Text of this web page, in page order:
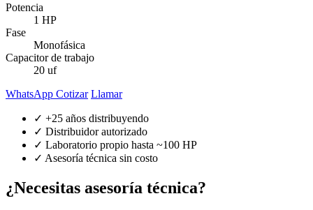
Potencia
1 HP
Fase
Monofásica
Capacitor de trabajo
20 uf
WhatsApp Cotizar Llamar
✓ +25 años distribuyendo
✓ Distribuidor autorizado
✓ Laboratorio propio hasta ~100 HP
✓ Asesoría técnica sin costo
¿Necesitas asesoría técnica?